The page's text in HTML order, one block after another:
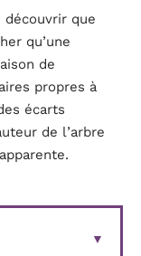
que
qu’une
de
propres à
écarts
de l’arbre